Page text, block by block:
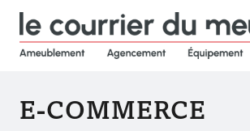
E-COMMERCE